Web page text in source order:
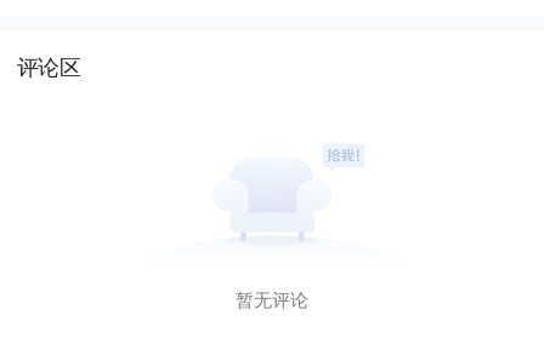
评论区
暂无评论